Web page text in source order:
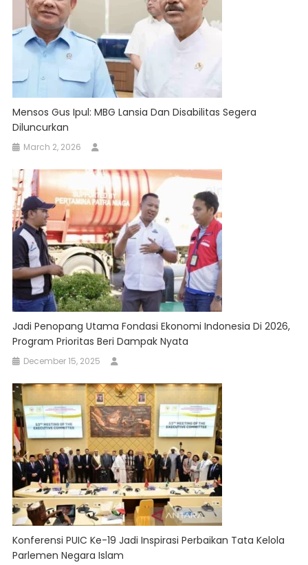
Mensos Gus Ipul: MBG Lansia Dan Disabilitas Segera
Diluncurkan
March 2, 2026
Jadi Penopang Utama Fondasi Ekonomi Indonesia Di 2026,
Program Prioritas Beri Dampak Nyata
December 15, 2025
Konferensi PUIC Ke-19 Jadi Inspirasi Perbaikan Tata Kelola
Parlemen Negara Islam